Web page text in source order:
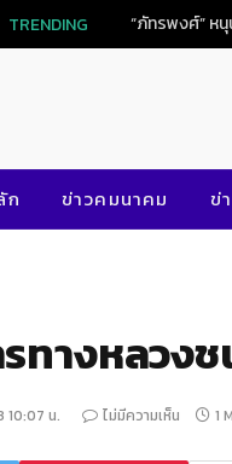
TRENDING
ก ข่าวคมนาคม ข่
ทางหลวง
10:07 น. ไม่มีความเห็น 1